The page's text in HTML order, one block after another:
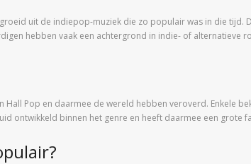
uit de indiepop-muziek die zo populair was in die tijd.
hebben vaak een achtergrond in indie- of
Pop en daarmee de wereld hebben veroverd. Enkele
ontwikkeld binnen het genre en heeft daarmee een grote